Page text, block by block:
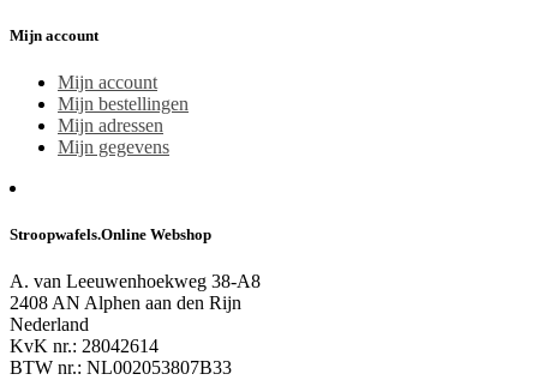
Mijn account
Mijn account
Mijn bestellingen
Mijn adressen
Mijn gegevens
Stroopwafels.Online Webshop
A. van Leeuwenhoekweg 38-A8
2408 AN Alphen aan den Rijn
Nederland
KvK nr.: 28042614
BTW nr.: NL002053807B33